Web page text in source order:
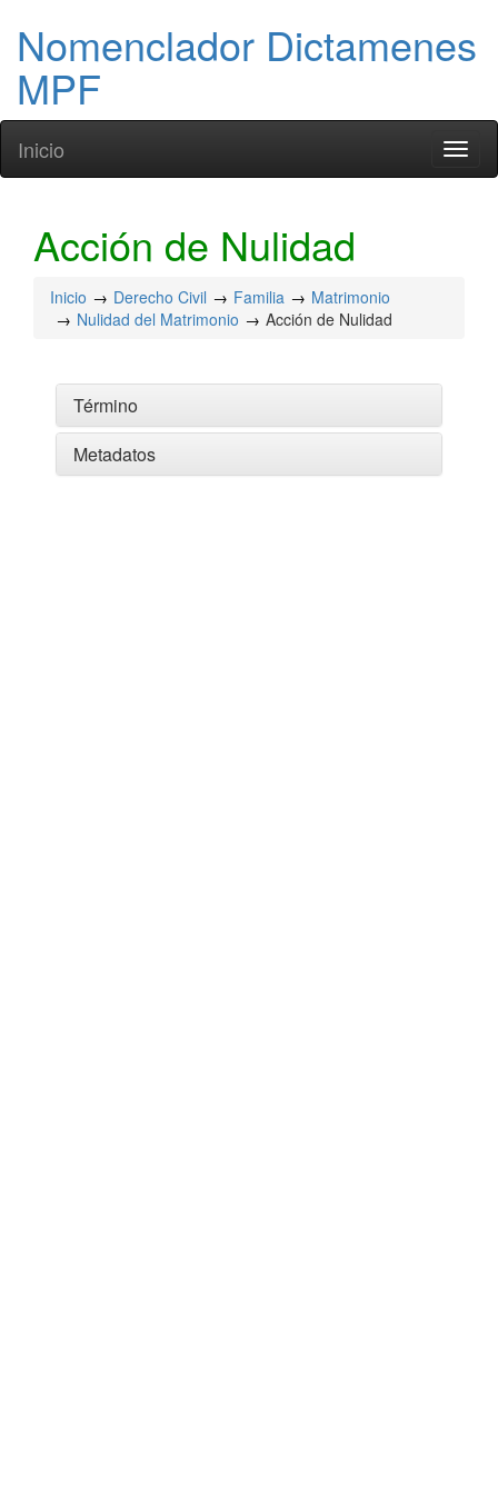
Nomenclador Dictamenes
MPF
Inicio
Acción de Nulidad
Inicio Derecho Civil Familia
Matrimonio
Nulidad del Matrimonio
Acción de Nulidad
Término
Metadatos